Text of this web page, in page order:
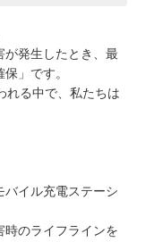
発生したとき、最
」です。
れる中で、私たちは
バイル充電ステーシ
のライフラインを